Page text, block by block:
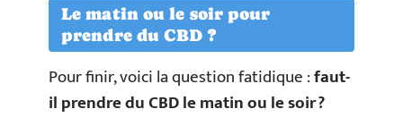
Le matin ou le soir pour
prendre du CBD ?
Pour finir, voici la question fatidique :faut-
il prendre du CBD le matin ou le soir ?